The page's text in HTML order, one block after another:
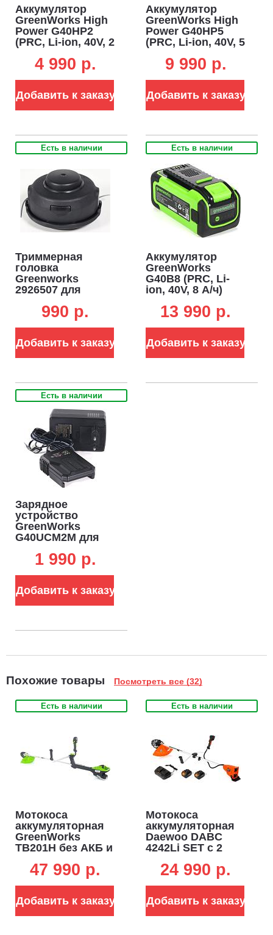
Аккумулятор
GreenWorks High
Power G40HP2
(PRC, Li-ion, 40V, 2
4 990 p.
Добавить к заказу
Аккумулятор
GreenWorks High
Power G40HP5
(PRC, Li-ion, 40V, 5
9 990 p.
Добавить к заказу
Есть в наличии
Триммерная
головка
Greenworks
2926507 для
GD40BC /
990 p.
Добавить к заказу
Есть в наличии
Аккумулятор
GreenWorks
G40B8 (PRC, Li-
ion, 40V, 8 А/ч)
13 990 p.
Добавить к заказу
Есть в наличии
Зарядное
устройство
GreenWorks
G40UCM2M для
40В (2 A, слайдер)
1 990 p.
Добавить к заказу
Похожие товары Посмотреть все (32)
Есть в наличии
Мотокоса
аккумуляторная
GreenWorks
TB201H без АКБ и
2.0 кВт, леска 2.4
мм + 3Т нож +
6.7 кг)
47 990 p.
Добавить к заказу
Есть в наличии
Мотокоса
аккумуляторная
Daewoo DABC
4242Li SET с 2
(PRC, 2х21В, диск
+ леска 2.4 мм,
рукоятка, 5.9 кг)
24 990 p.
Добавить к заказу